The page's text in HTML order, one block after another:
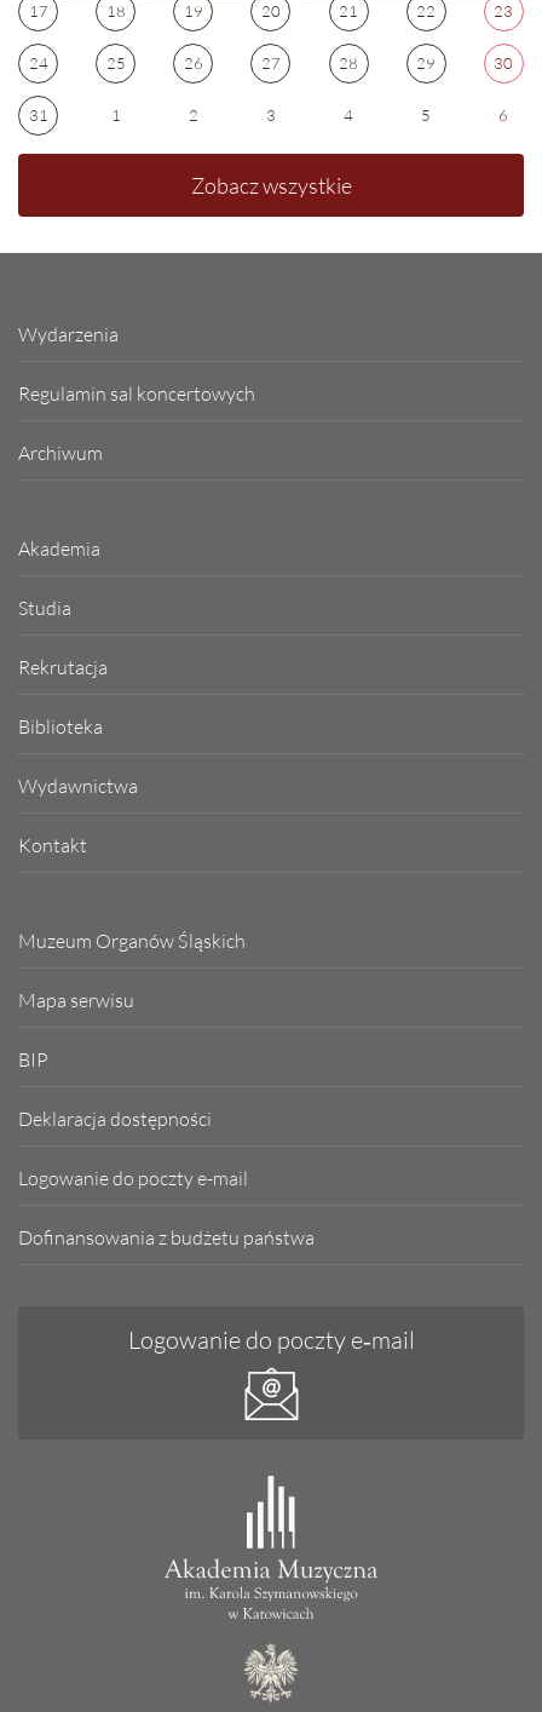
17 18 19 20 21 22 23
24 25 26 27 28 29 30
31 1 2 3 4 5 6
Zobacz wszystkie
Wydarzenia
Regulamin sal koncertowych
Archiwum
Akademia
Studia
Rekrutacja
Biblioteka
Wydawnictwa
Kontakt
Muzeum Organów Śląskich
Mapa serwisu
BIP
Deklaracja dostępności
Logowanie do poczty e-mail
Dofinansowania z budżetu państwa
Logowanie do poczty e‑mail